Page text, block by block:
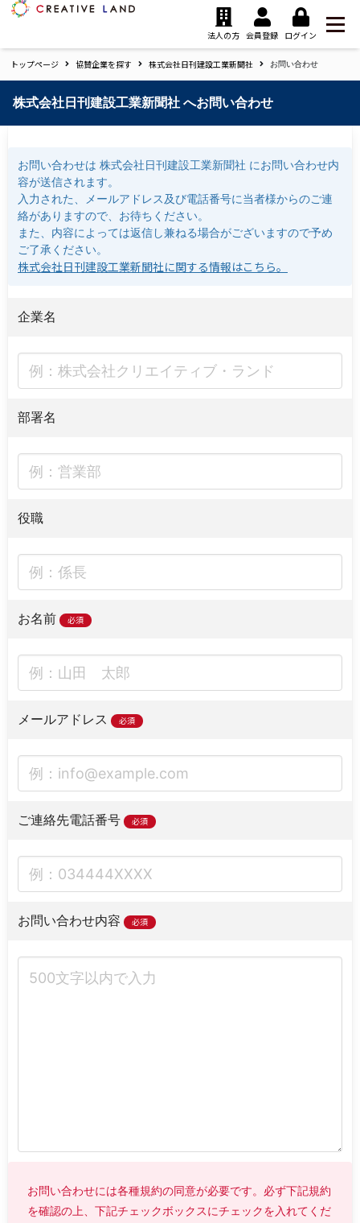
ク
エ
イ
テ
ィ
ド
ホ
ー
ム
法人の方 会員登録 ログイン
トップページ 協賛企業を探す 株式会社日刊建設工業新聞社 お問い合わせ
株式会社日刊建設工業新聞社 へお問い合わせ
お問い合わせは 株式会社日刊建設工業新聞社 にお問い合わせ内
容が送信されます。
入力された、メールアドレス及び電話番号に当者様からのご連
絡がありますので、お待ちください。
また、内容によっては返信し兼ねる場合がございますので予め
ご了承ください。
株式会社日刊建設工業新聞社に関する情報はこちら。
企業名
部署名
役職
お名前 必須
メールアドレス 必須
ご連絡先電話番号 必須
お問い合わせ内容 必須
お問い合わせには各種規約の同意が必要です。必ず下記規約
を確認の上、下記チェックボックスにチェックを入れてくだ